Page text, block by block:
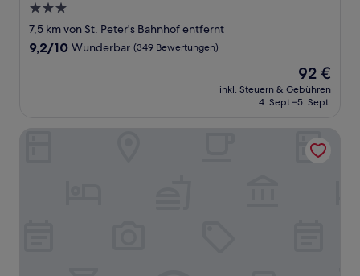
3.0-
Sterne-
Unterkunft
7,5 km von St. Peter's Bahnhof entfernt
9.2
9,2/10 Wunderbar (349 Bewertungen)
Der
Preis
beträgt
92 €
inkl. Steuern & Gebühren
4. Sept.–5. Sept.
Mercure Newcastle George Washington Hotel Golf and